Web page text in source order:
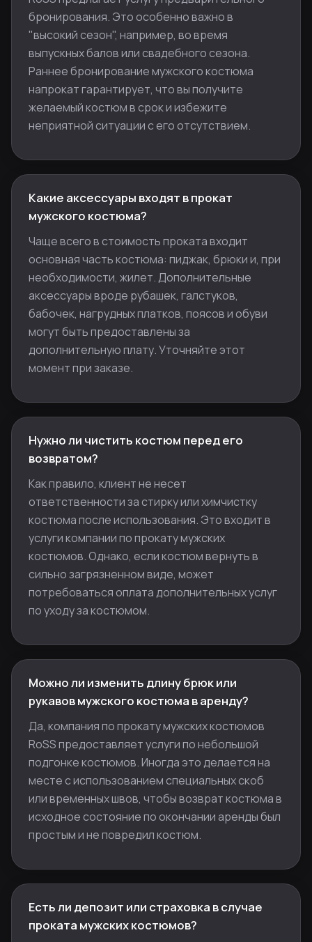
бронирования. Это особенно важно в
"высокий сезон", например, во время
выпускных балов или свадебного сезона.
Раннее бронирование мужского костюма
напрокат гарантирует, что вы получите
желаемый костюм в срок и избежите
неприятной ситуации с его отсутствием.
Какие аксессуары входят в прокат
мужского костюма?
Чаще всего в стоимость проката входит
основная часть костюма: пиджак, брюки и, при
необходимости, жилет. Дополнительные
аксессуары вроде рубашек, галстуков,
бабочек, нагрудных платков, поясов и обуви
могут быть предоставлены за
дополнительную плату. Уточняйте этот
момент при заказе.
Нужно ли чистить костюм перед его
возвратом?
Как правило, клиент не несет
ответственности за стирку или химчистку
костюма после использования. Это входит в
услуги компании по прокату мужских
костюмов. Однако, если костюм вернуть в
сильно загрязненном виде, может
потребоваться оплата дополнительных услуг
по уходу за костюмом.
Можно ли изменить длину брюк или
рукавов мужского костюма в аренду?
Да, компания по прокату мужских костюмов
RoSS предоставляет услуги по небольшой
подгонке костюмов. Иногда это делается на
месте с использованием специальных скоб
или временных швов, чтобы возврат костюма в
исходное состояние по окончании аренды был
простым и не повредил костюм.
Есть ли депозит или страховка в случае
проката мужских костюмов?